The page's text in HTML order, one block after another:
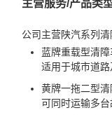
主营服务/产品类
公司主营陕汽系列清
蓝牌重载型清障
适用于城市道路
黄牌一拖二型清
可同时运输多台